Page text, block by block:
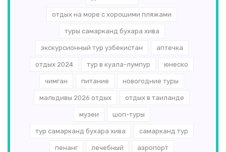
отдых на море с хорошими пляжами
туры самарканд бухара хива
экскурсионный тур узбекистан аптечка
отдых 2024 тур в куала-лумпур юнеско
чимган питание новогодние туры
мальдивы 2026 отдых отдых в таиланде
музеи шоп-туры
тур самарканд бухара хива самарканд тур
пенанг лечебный аэропорт